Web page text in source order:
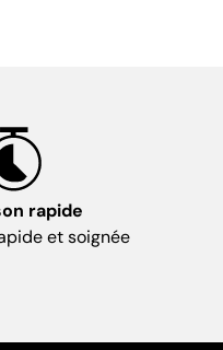
rapide
et soignée